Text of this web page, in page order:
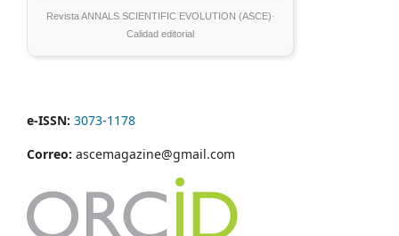
Revista ANNALS SCIENTIFIC EVOLUTION (ASCE)·
Calidad editorial
e-ISSN: 3073-1178
Correo: ascemagazine@gmail.com